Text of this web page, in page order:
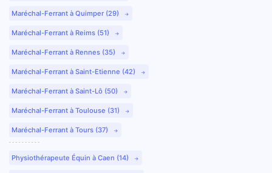
Maréchal-Ferrant à Quimper (29)
Maréchal-Ferrant à Reims (51)
Maréchal-Ferrant à Rennes (35)
Maréchal-Ferrant à Saint-Etienne (42)
Maréchal-Ferrant à Saint-Lô (50)
Maréchal-Ferrant à Toulouse (31)
Maréchal-Ferrant à Tours (37)
Physiothérapeute Équin à Caen (14)